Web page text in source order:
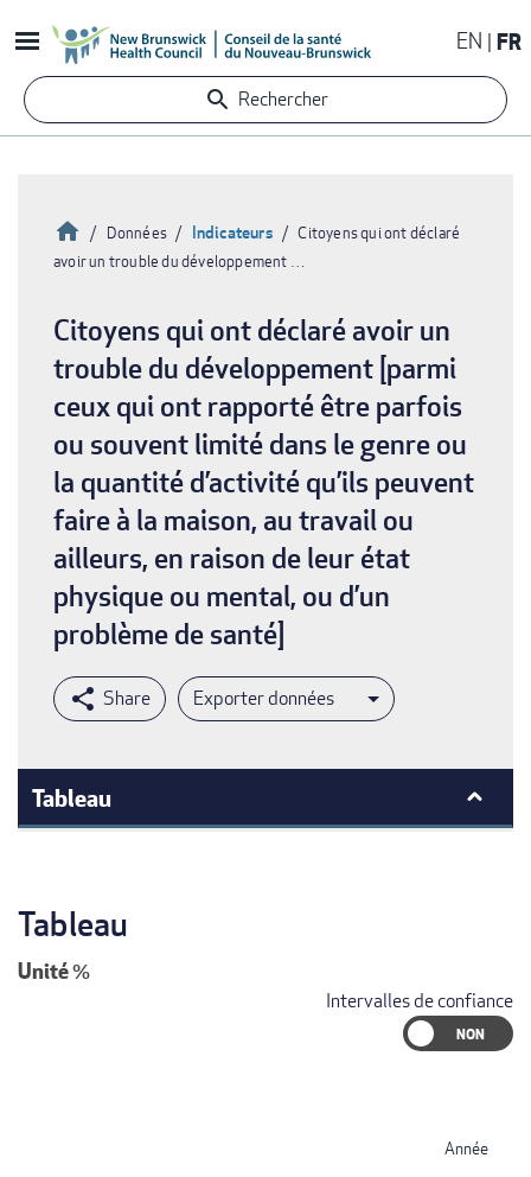
au
contenu
principal
EN FR
Rechercher
d'Ariane
Accueil
Données Indicateurs
Citoyens qui ont déclaré
avoir un trouble du développement …
Citoyens qui ont déclaré avoir un
trouble du développement [parmi
ceux qui ont rapporté être parfois
ou souvent limité dans le genre ou
la quantité d’activité qu’ils peuvent
faire à la maison, au travail ou
ailleurs, en raison de leur état
physique ou mental, ou d’un
problème de santé]
Exporter données
Tableau
Tableau
Unité%
Intervalles de confiance
Année